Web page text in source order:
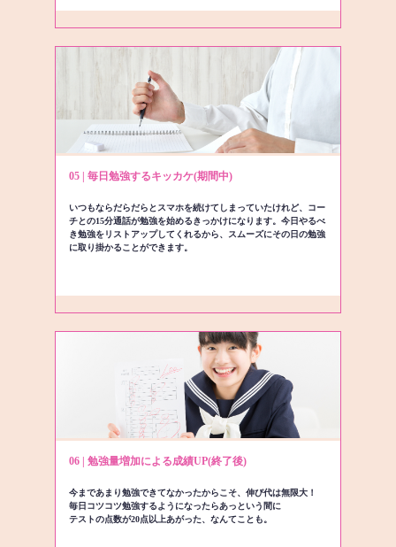
05 | 毎日勉強するキッカケ(期間中)
いつもならだらだらとスマホを続けてしまっていたけれど、コー
チとの15分通話が勉強を始めるきっかけになります。今日やるべ
き勉強をリストアップしてくれるから、スムーズにその日の勉強
に取り掛かることができます。
06 | 勉強量増加による成績UP(終了後)
今まであまり勉強できてなかったからこそ、伸び代は無限大！
毎日コツコツ勉強するようになったらあっという間に
テストの点数が20点以上あがった、なんてことも。